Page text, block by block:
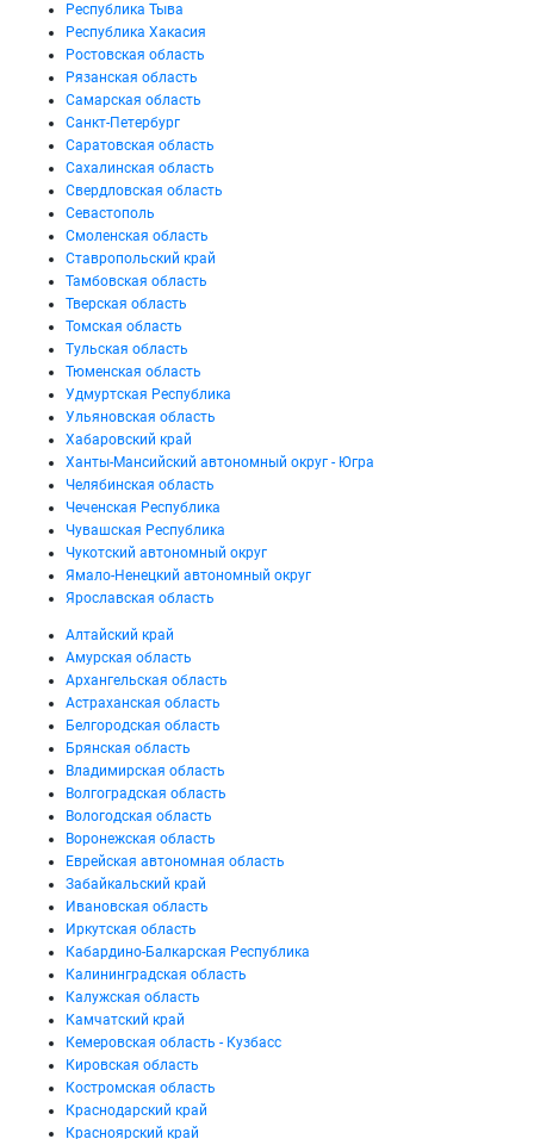
Республика Тыва
Республика Хакасия
Ростовская область
Рязанская область
Самарская область
Санкт-Петербург
Саратовская область
Сахалинская область
Свердловская область
Севастополь
Смоленская область
Ставропольский край
Тамбовская область
Тверская область
Томская область
Тульская область
Тюменская область
Удмуртская Республика
Ульяновская область
Хабаровский край
Ханты-Мансийский автономный округ - Югра
Челябинская область
Чеченская Республика
Чувашская Республика
Чукотский автономный округ
Ямало-Ненецкий автономный округ
Ярославская область
Алтайский край
Амурская область
Архангельская область
Астраханская область
Белгородская область
Брянская область
Владимирская область
Волгоградская область
Вологодская область
Воронежская область
Еврейская автономная область
Забайкальский край
Ивановская область
Иркутская область
Кабардино-Балкарская Республика
Калининградская область
Калужская область
Камчатский край
Кемеровская область - Кузбасс
Кировская область
Костромская область
Краснодарский край
Красноярский край